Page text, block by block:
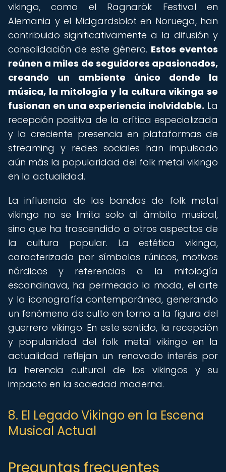
vikingo, como el Ragnarök Festival en
Alemania y el Midgardsblot en Noruega, han
contribuido significativamente a la difusión y
consolidación de este género. Estos eventos
reúnen a miles de seguidores apasionados,
creando un ambiente único donde la
música, la mitología y la cultura vikinga se
fusionan en una experiencia inolvidable. La
recepción positiva de la crítica especializada
y la creciente presencia en plataformas de
streaming y redes sociales han impulsado
aún más la popularidad del folk metal vikingo
en la actualidad.
La influencia de las bandas de folk metal
vikingo no se limita solo al ámbito musical,
sino que ha trascendido a otros aspectos de
la cultura popular. La estética vikinga,
caracterizada por símbolos rúnicos, motivos
nórdicos y referencias a la mitología
escandinava, ha permeado la moda, el arte
y la iconografía contemporánea, generando
un fenómeno de culto en torno a la figura del
guerrero vikingo. En este sentido, la recepción
y popularidad del folk metal vikingo en la
actualidad reflejan un renovado interés por
la herencia cultural de los vikingos y su
impacto en la sociedad moderna.
8. El Legado Vikingo en la Escena
Musical Actual
Preguntas frecuentes